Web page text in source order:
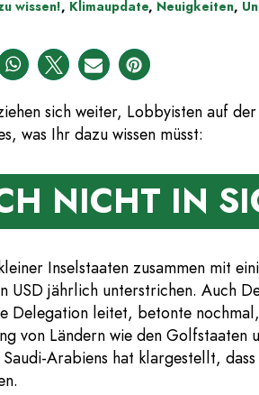
wissen!, Klimaupdate, Neuigkeiten,
sich weiter, Lobbyisten auf
was Ihr dazu wissen müsst:
NICHT IN
Inselstaaten zusammen mit
jährlich unterstrichen. Auch
leitet, betonte
von Ländern wie den Golfstaaten
Arabiens hat klargestellt,